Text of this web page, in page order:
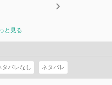
と見る
タバレなし ネタバレ